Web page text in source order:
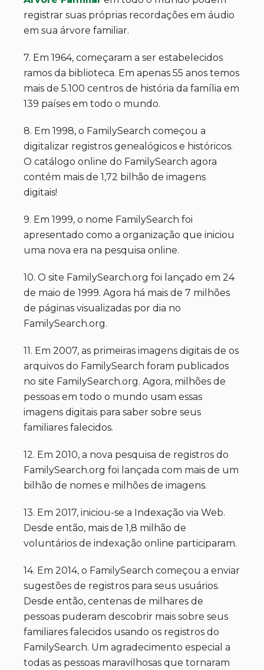
registrar suas próprias recordações em áudio
em sua árvore familiar.
7. Em 1964, começaram a ser estabelecidos
ramos da biblioteca. Em apenas 55 anos temos
mais de 5.100 centros de história da família em
139 países em todo o mundo.
8. Em 1998, o FamilySearch começou a
digitalizar registros genealógicos e históricos.
O catálogo online do FamilySearch agora
contém mais de 1,72 bilhão de imagens
digitais!
9. Em 1999, o nome FamilySearch foi
apresentado como a organização que iniciou
uma nova era na pesquisa online.
10. O site FamilySearch.org foi lançado em 24
de maio de 1999. Agora há mais de 7 milhões
de páginas visualizadas por dia no
FamilySearch.org.
11. Em 2007, as primeiras imagens digitais de os
arquivos do FamilySearch foram publicados
no site FamilySearch.org. Agora, milhões de
pessoas em todo o mundo usam essas
imagens digitais para saber sobre seus
familiares falecidos.
12. Em 2010, a nova pesquisa de registros do
FamilySearch.org foi lançada com mais de um
bilhão de nomes e milhões de imagens.
13. Em 2017, iniciou-se a Indexação via Web.
Desde então, mais de 1,8 milhão de
voluntários de indexação online participaram.
14. Em 2014, o FamilySearch começou a enviar
sugestões de registros para seus usuários.
Desde então, centenas de milhares de
pessoas puderam descobrir mais sobre seus
familiares falecidos usando os registros do
FamilySearch. Um agradecimento especial a
todas as pessoas maravilhosas que tornaram